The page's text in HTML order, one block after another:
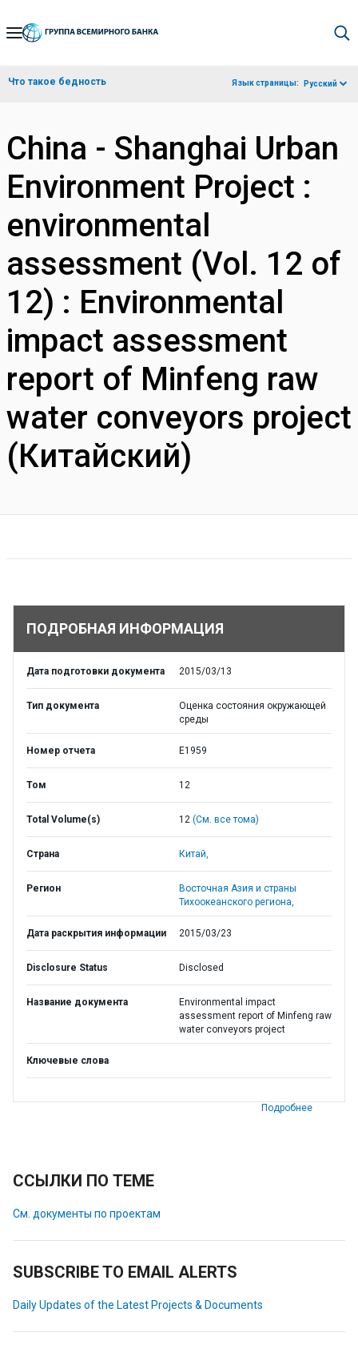
Skip
Navigation
Что такое бедность Язык страницы: Русский
China - Shanghai Urban
Environment Project :
environmental
assessment (Vol. 12 of
12) : Environmental
impact assessment
report of Minfeng raw
water conveyors project
(Китайский)
ПОДРОБНАЯ ИНФОРМАЦИЯ
Дата подготовки документа 2015/03/13
Тип документа
Оценка состояния окружающей
среды
Номер отчета E1959
Том 12
Total Volume(s) 12 (См. все тома)
Страна Китай,
Регион
Восточная Азия и страны
Тихоокеанского региона,
Дата раскрытия информации 2015/03/23
Disclosure Status Disclosed
Название документа
Environmental impact
assessment report of Minfeng raw
water conveyors project
Ключевые слова
Подробнее
ССЫЛКИ ПО ТЕМЕ
См. документы по проектам
SUBSCRIBE TO EMAIL ALERTS
Daily Updates of the Latest Projects & Documents